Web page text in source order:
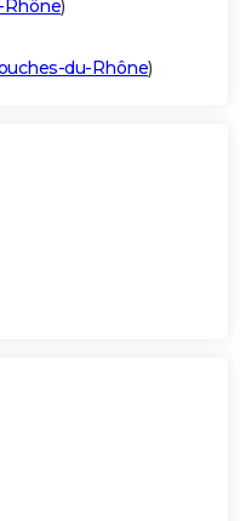
Rhône)
du-Rhône)